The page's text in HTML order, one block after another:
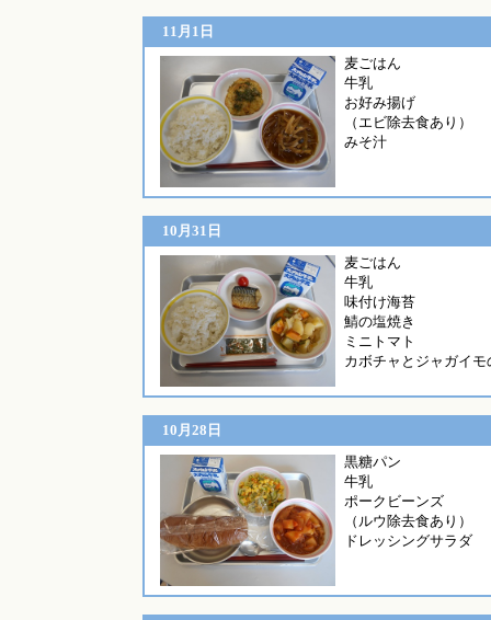
11月1日
麦ごはん
牛乳
お好み揚げ
（エビ除去食あり）
みそ汁
10月31日
麦
牛乳
味付け海苔
鯖の塩焼き
ミニトマト
カボチャとジャガイモ
10月28日
黒糖パ
牛乳
ポークビーンズ
（ルウ除去食あり）
ドレッシングサラダ